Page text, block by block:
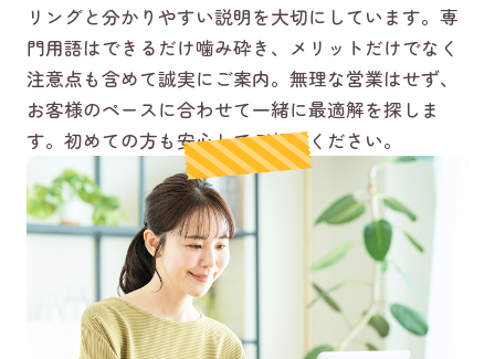
リングと分かりやすい説明を大切にしています。専
門用語はできるだけ噛み砕き、メリットだけでなく
注意点も含めて誠実にご案内。無理な営業はせず、
お客様のペースに合わせて一緒に最適解を探しま
す。初めての方も安心してご相談ください。